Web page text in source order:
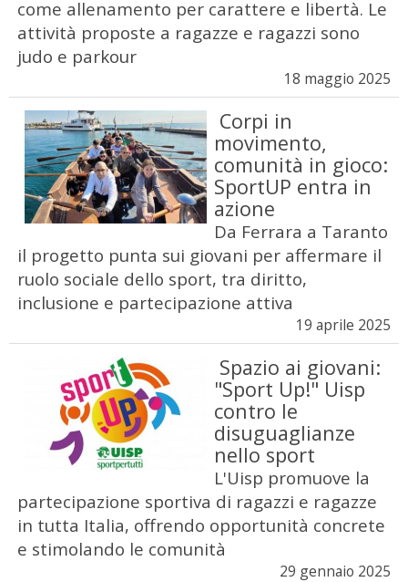
come allenamento per carattere e libertà. Le
attività proposte a ragazze e ragazzi sono
judo e parkour
18 maggio 2025
Corpi in
movimento,
comunità in gioco:
SportUP entra in
azione
Da Ferrara a Taranto
il progetto punta sui giovani per affermare il
ruolo sociale dello sport, tra diritto,
inclusione e partecipazione attiva
19 aprile 2025
Spazio ai giovani:
"Sport Up!" Uisp
contro le
disuguaglianze
nello sport
L'Uisp promuove la
partecipazione sportiva di ragazzi e ragazze
in tutta Italia, offrendo opportunità concrete
e stimolando le comunità
29 gennaio 2025